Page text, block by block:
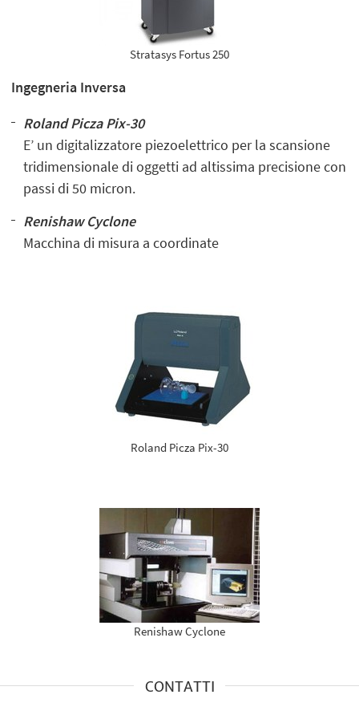
Stratasys Fortus 250
Ingegneria Inversa
Roland Picza Pix-30
E’ un digitalizzatore piezoelettrico per la scansione
tridimensionale di oggetti ad altissima precisione con
passi di 50 micron.
Renishaw Cyclone
Macchina di misura a coordinate
Roland Picza Pix-30
Renishaw Cyclone
CONTATTI